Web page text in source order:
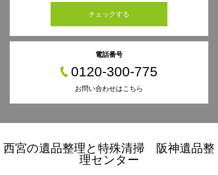
チェックする
電話番号
0120-300-775
お問い合わせはこちら
西宮の遺品整理と特殊清掃 阪神遺品整
理センター